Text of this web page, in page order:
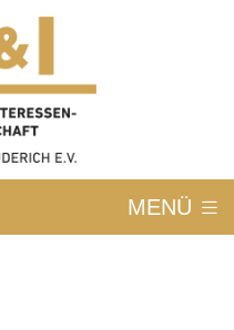
MENÜ